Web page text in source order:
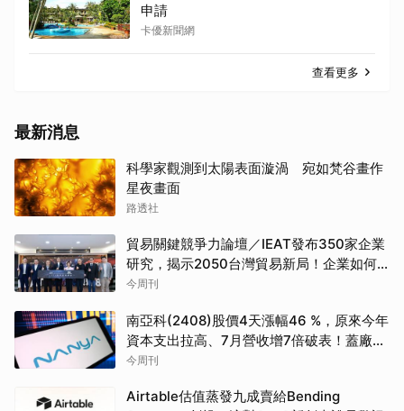
申請
卡優新聞網
查看更多
最新消息
科學家觀測到太陽表面漩渦 宛如梵谷畫作
星夜畫面
路透社
貿易關鍵競爭力論壇／IEAT發布350家企業
研究，揭示2050台灣貿易新局！企業如何
透過養「蝦」養「馬」掌握先機？
今周刊
南亞科(2408)股價4天漲幅46 %，原來今年
資本支出拉高、7月營收增7倍破表！蓋廠買
設備最新營運目標曝光
今周刊
Airtable估值蒸發九成賣給Bending